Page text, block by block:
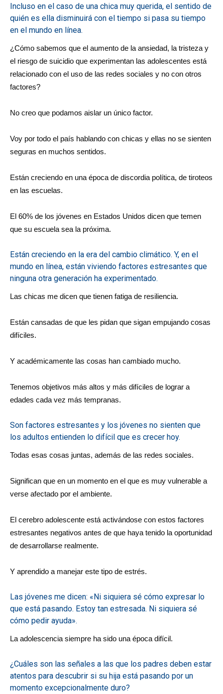
Incluso en el caso de una chica muy querida, el sentido de
quién es ella disminuirá con el tiempo si pasa su tiempo
en el mundo en línea.
¿Cómo sabemos que el aumento de la ansiedad, la tristeza y
el riesgo de suicidio que experimentan las adolescentes está
relacionado con el uso de las redes sociales y no con otros
factores?
No creo que podamos aislar un único factor.
Voy por todo el país hablando con chicas y ellas no se sienten
seguras en muchos sentidos.
Están creciendo en una época de discordia política, de tiroteos
en las escuelas.
El 60% de los jóvenes en Estados Unidos dicen que temen
que su escuela sea la próxima.
Están creciendo en la era del cambio climático. Y, en el
mundo en línea, están viviendo factores estresantes que
ninguna otra generación ha experimentado.
Las chicas me dicen que tienen fatiga de resiliencia.
Están cansadas de que les pidan que sigan empujando cosas
difíciles.
Y académicamente las cosas han cambiado mucho.
Tenemos objetivos más altos y más difíciles de lograr a
edades cada vez más tempranas.
Son factores estresantes y los jóvenes no sienten que
los adultos entienden lo difícil que es crecer hoy.
Todas esas cosas juntas, además de las redes sociales.
Significan que en un momento en el que es muy vulnerable a
verse afectado por el ambiente.
El cerebro adolescente está activándose con estos factores
estresantes negativos antes de que haya tenido la oportunidad
de desarrollarse realmente.
Y aprendido a manejar este tipo de estrés.
Las jóvenes me dicen: «Ni siquiera sé cómo expresar lo
que está pasando. Estoy tan estresada. Ni siquiera sé
cómo pedir ayuda».
La adolescencia siempre ha sido una época difícil.
¿Cuáles son las señales a las que los padres deben estar
atentos para descubrir si su hija está pasando por un
momento excepcionalmente duro?